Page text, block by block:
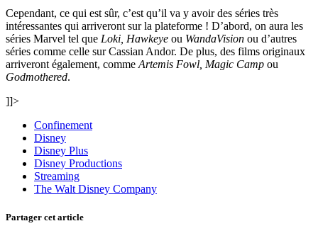
Cependant, ce qui est sûr, c’est qu’il va y avoir des séries très
intéressantes qui arriveront sur la plateforme ! D’abord, on aura les
séries Marvel tel que Loki, Hawkeye ou WandaVision ou d’autres
séries comme celle sur Cassian Andor. De plus, des films originaux
arriveront également, comme Artemis Fowl, Magic Camp ou
Godmothered.
]]>
Confinement
Disney
Disney Plus
Disney Productions
Streaming
The Walt Disney Company
Partager cet article